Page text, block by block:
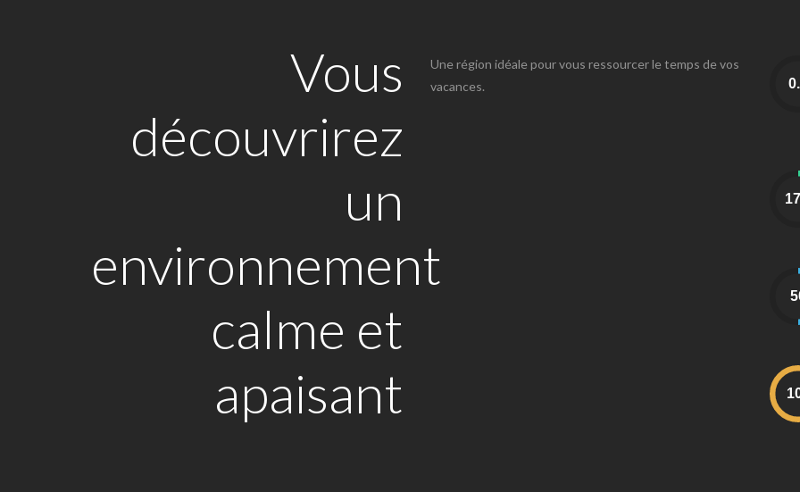
Vous
découvrirez
un
environnement
calme et
apaisant
Une région idéale pour vous ressourcer le temps de vos
vacances.